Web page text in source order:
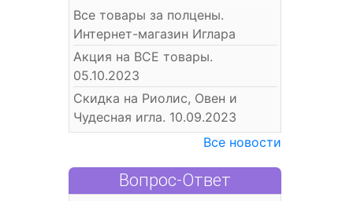
Все товары за полцены.
Интернет-магазин Иглара
Акция на ВСЕ товары.
05.10.2023
Скидка на Риолис, Овен и
Чудесная игла. 10.09.2023
Все новости
Вопрос-Ответ